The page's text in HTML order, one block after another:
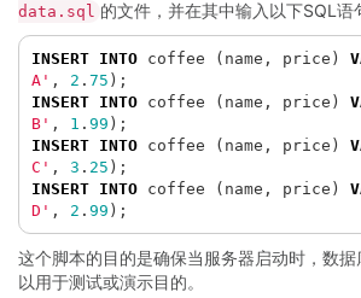
data.sql 的文件，并在其中输入以下SQL语
INSERT INTO coffee ( name , price )
A' , 2 . 75 );
INSERT
INTO coffee ( name , price )
B' , 1 . 99 );
INSERT
INTO coffee ( name , price )
C' , 3 . 25 );
INSERT
INTO coffee ( name , price )
D' , 2 . 99 );
这个脚本的目的是确保当服务器启动时，数
以用于测试或演示目的。